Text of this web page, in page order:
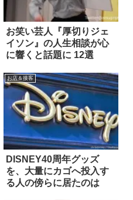
お笑い芸人『厚切りジェ
イソン』の人生相談が心
に響くと話題に 12選
お店＆接客
DISNEY40周年グッズ
を、大量にカゴへ投入す
る人の傍らに居たのは